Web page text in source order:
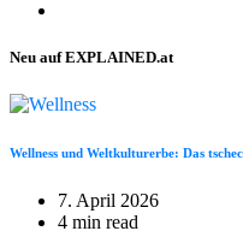
Neu auf EXPLAINED.at
Wellness und Weltkulturerbe: Das
7. April 2026
4 min read